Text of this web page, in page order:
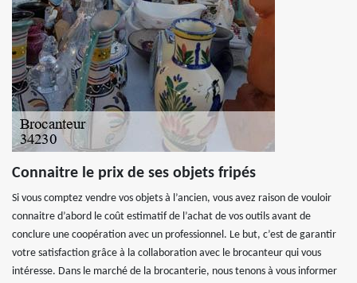
Connaitre le prix de ses objets fripés
Si vous comptez vendre vos objets à l’ancien, vous avez raison de vouloir
connaitre d’abord le coût estimatif de l’achat de vos outils avant de
conclure une coopération avec un professionnel. Le but, c’est de garantir
votre satisfaction grâce à la collaboration avec le brocanteur qui vous
intéresse. Dans le marché de la brocanterie, nous tenons à vous informer